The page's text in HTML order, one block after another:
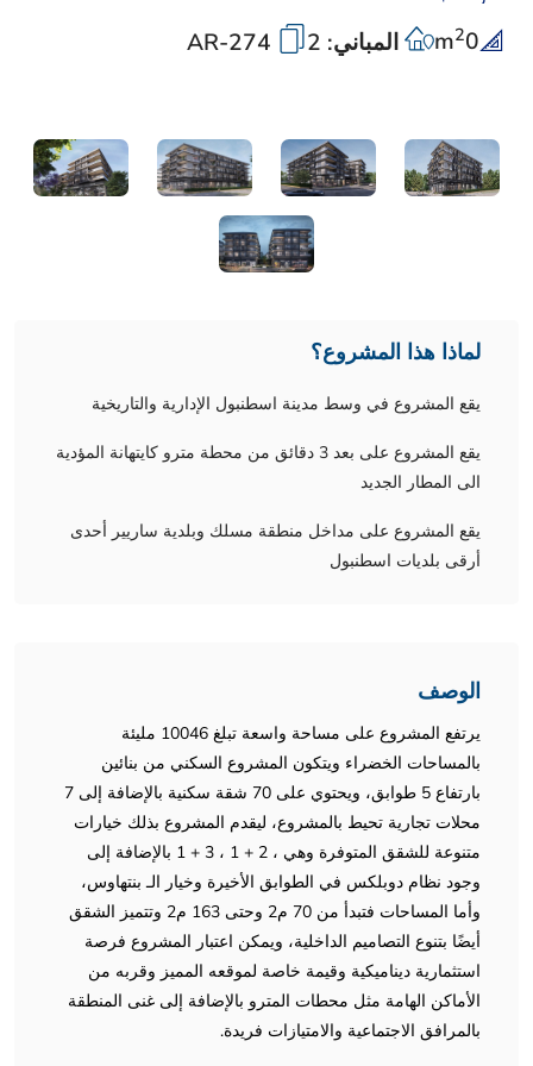
0
m2 المباني: 2
لماذا هذا المشروع؟
يقع المشروع في وسط مدينة اسطنبول الإدارية والتاريخية
يقع المشروع على بعد 3 دقائق من محطة مترو كايتهانة المؤدية
الى المطار الجديد
يقع المشروع على مداخل منطقة مسلك وبلدية ساريير أحدى
أرقى بلديات اسطنبول
الوصف
يرتفع المشروع على مساحة واسعة تبلغ 10046 مليئة
بالمساحات الخضراء ويتكون المشروع السكني من بنائين
بارتفاع 5 طوابق، ويحتوي على 70 شقة سكنية بالإضافة إلى 7
محلات تجارية تحيط بالمشروع، ليقدم المشروع بذلك خيارات
متنوعة للشقق المتوفرة وهي ، 2 + 1 ، 3 + 1 بالإضافة إلى
وجود نظام دوبلكس في الطوابق الأخيرة وخيار الـ بنتهاوس،
وأما المساحات فتبدأ من 70 م2 وحتى 163 م2 وتتميز الشقق
أيضًا بتنوع التصاميم الداخلية، ويمكن اعتبار المشروع فرصة
استثمارية ديناميكية وقيمة خاصة لموقعه المميز وقربه من
الأماكن الهامة مثل محطات المترو بالإضافة إلى غنى المنطقة
بالمرافق الاجتماعية والامتيازات فريدة.